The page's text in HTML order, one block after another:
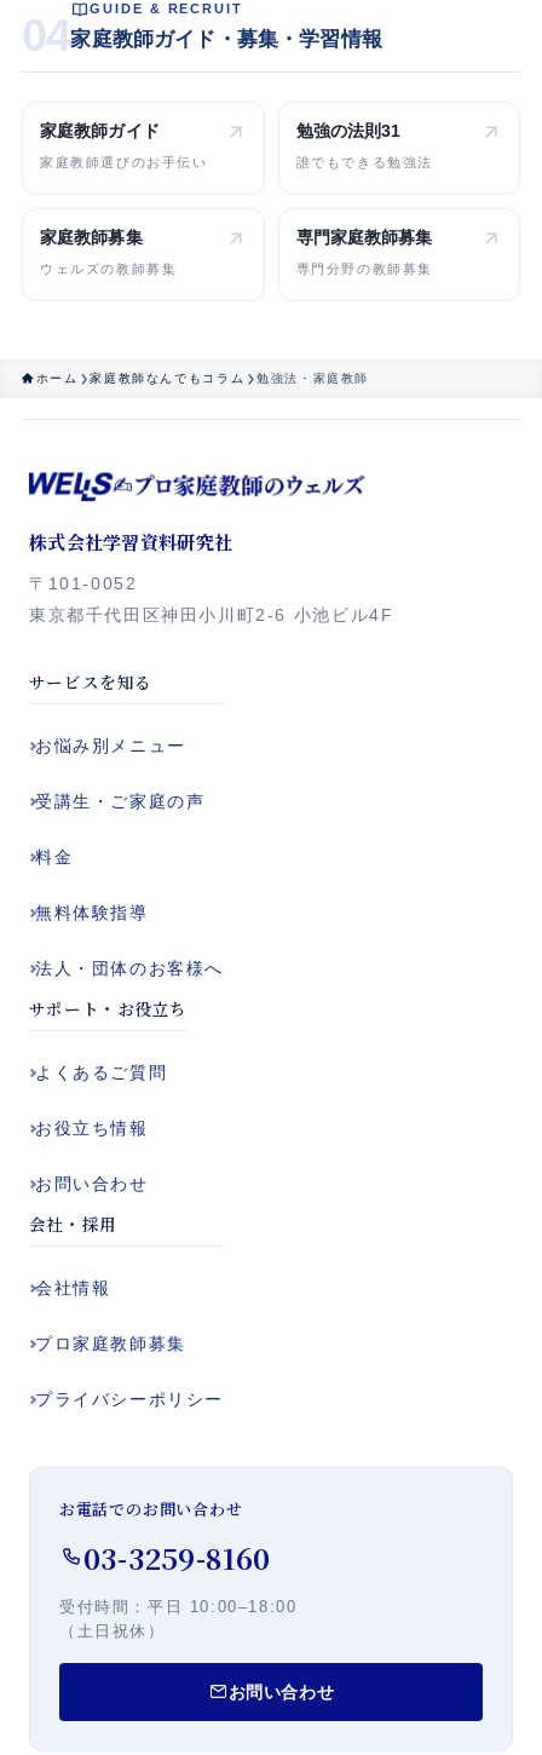
04
GUIDE & RECRUIT
家庭教師ガイド・募集・学習情報
家庭教師ガイド
家庭教師選びのお手伝い
勉強の法則31
誰でもできる勉強法
家庭教師募集
ウェルズの教師募集
専門家庭教師募集
専門分野の教師募集
ホーム 家庭教師なんでもコラム 勉強法・家庭教師
株式会社学習資料研究社
〒101-0052
東京都千代田区神田小川町2-6 小池ビル4F
サービスを知る
お悩み別 メニュー
受講生・ご家庭の声
料金
無料体験指導
法人・団体の お客様へ
サポート・お役立ち
よくある ご質問
お役立ち情報
お問い合わせ
会社・採用
会社情報
プロ家庭教師 募集
プライバシー ポリシー
お電話でのお問い合わせ
03-3259-8160
受付時間：平日 10:00–18:00
（土日祝休）
お問い合わせ